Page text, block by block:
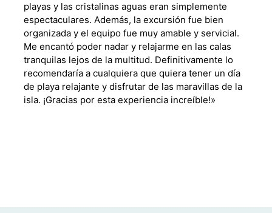
playas y las cristalinas aguas eran simplemente
espectaculares. Además, la excursión fue bien
organizada y el equipo fue muy amable y servicial.
Me encantó poder nadar y relajarme en las calas
tranquilas lejos de la multitud. Definitivamente lo
recomendaría a cualquiera que quiera tener un día
de playa relajante y disfrutar de las maravillas de la
isla. ¡Gracias por esta experiencia increíble!»